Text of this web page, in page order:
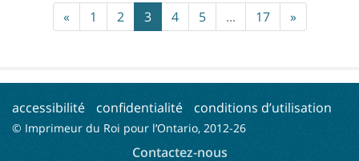
« 1 2 3 4 5 ... 17 »
accessibilité confidentialité conditions d’utilisation
© Imprimeur du Roi pour l’Ontario, 2012-26
Contactez-nous